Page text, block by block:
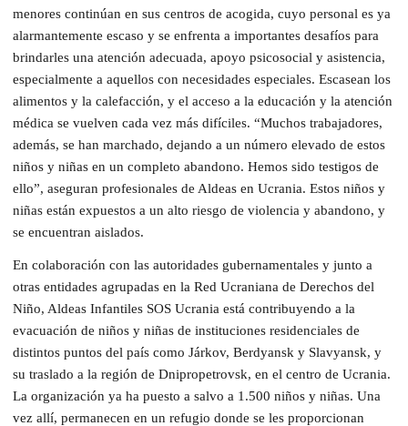
menores continúan en sus centros de acogida, cuyo personal es ya
alarmantemente escaso y se enfrenta a importantes desafíos para
brindarles una atención adecuada, apoyo psicosocial y asistencia,
especialmente a aquellos con necesidades especiales. Escasean los
alimentos y la calefacción, y el acceso a la educación y la atención
médica se vuelven cada vez más difíciles. “Muchos trabajadores,
además, se han marchado, dejando a un número elevado de estos
niños y niñas en un completo abandono. Hemos sido testigos de
ello”, aseguran profesionales de Aldeas en Ucrania. Estos niños y
niñas están expuestos a un alto riesgo de violencia y abandono, y
se encuentran aislados.
En colaboración con las autoridades gubernamentales y junto a
otras entidades agrupadas en la Red Ucraniana de Derechos del
Niño, Aldeas Infantiles SOS Ucrania está contribuyendo a la
evacuación de niños y niñas de instituciones residenciales de
distintos puntos del país como Járkov, Berdyansk y Slavyansk, y
su traslado a la región de Dnipropetrovsk, en el centro de Ucrania.
La organización ya ha puesto a salvo a 1.500 niños y niñas. Una
vez allí, permanecen en un refugio donde se les proporcionan